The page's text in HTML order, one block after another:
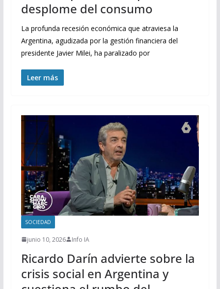
desplome del consumo
La profunda recesión económica que atraviesa la
Argentina, agudizada por la gestión financiera del
presidente Javier Milei, ha paralizado por
Leer más
SOCIEDAD
junio 10, 2026 Info IA
Ricardo Darín advierte sobre la
crisis social en Argentina y